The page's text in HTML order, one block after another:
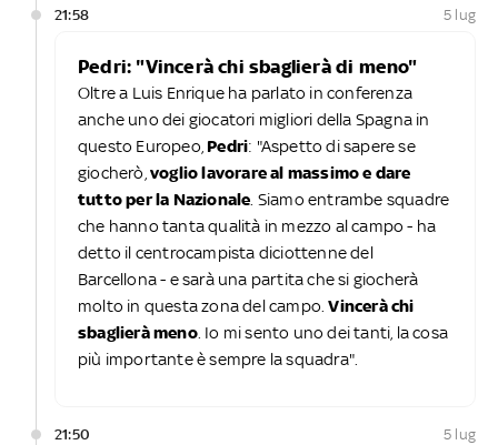
21:58 5 lug
Pedri: "Vincerà chi sbaglierà di meno"
Oltre a Luis Enrique ha parlato in conferenza
anche uno dei giocatori migliori della Spagna in
questo Europeo, Pedri: "Aspetto di sapere se
giocherò, voglio lavorare al massimo e dare
tutto per la Nazionale . Siamo entrambe squadre
che hanno tanta qualità in mezzo al campo - ha
detto il centrocampista diciottenne del
Barcellona - e sarà una partita che si giocherà
molto in questa zona del campo.Vincerà chi
sbaglierà meno. Io mi sento uno dei tanti, la cosa
più importante è sempre la squadra".
21:50 5 lug